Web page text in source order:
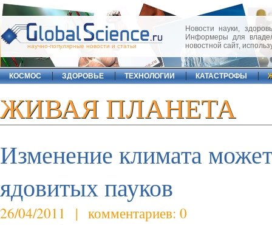
научно-популярные новости и статьи
Новости науки,
Информеры для
новостной сайт,
КОСМОС ЗДОРОВЬЕ ТЕХНОЛОГИИ КАТАСТРОФЫ
ЖИВАЯ ПЛАНЕТА
Изменение климата
ядовитых пауков
26/04/2011 | комментариев: 0